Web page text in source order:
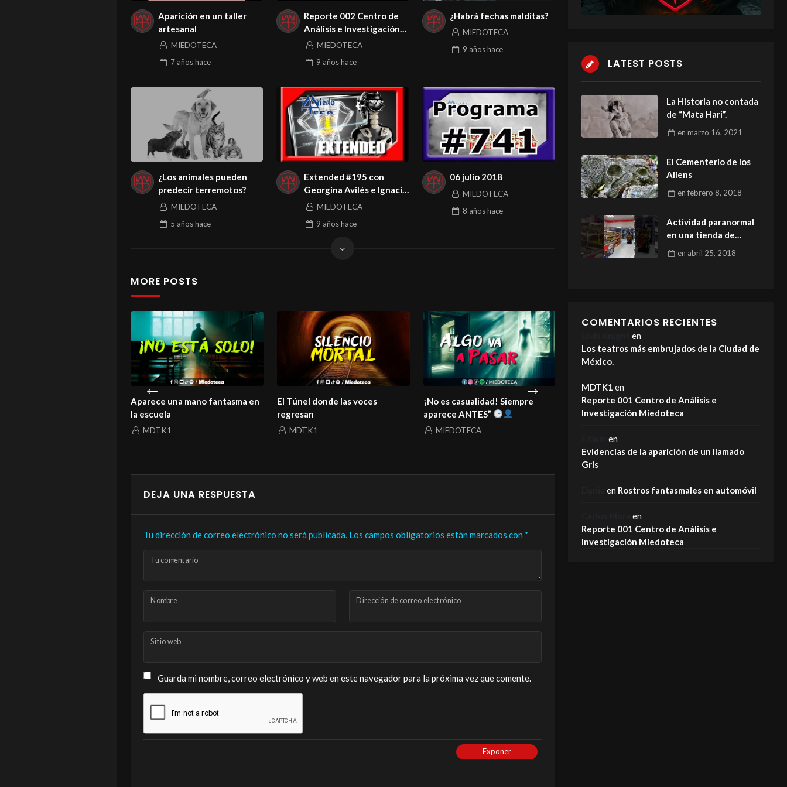
Aparición en un taller
artesanal
MIEDOTECA
7 añoshace
Reporte 002 Centro de
Análisis e Investigación
Miedoteca
MIEDOTECA
9 añoshace
¿Habrá fechas malditas?
MIEDOTECA
9 añoshace
¿Los animales pueden
predecir terremotos?
MIEDOTECA
5 añoshace
Extended #195 con
Georgina Avilés e Ignacio
Muñoz 30 julio 2017
MIEDOTECA
9 añoshace
06 julio 2018
MIEDOTECA
8 añoshace
MORE POSTS
Aparece una mano fantasma en
la escuela
MDTK1
El Túnel donde las voces
regresan
MDTK1
¡No es casualidad! Siempre
aparece ANTES”
MIEDOTECA
¡Este es el motivo por el que los
fantasmas NO se van!
La Carreta
DEJA UNA RESPUESTA
Tu dirección de correo electrónico no será publicada. Los campos obligatorios están marcados con *
Tu comentario
Nombre Dirección de correo electrónico
Sitio web
Guarda mi nombre, correo electrónico y web en este navegador para la próxima vez que comente.
Exponer
LATEST POSTS
La Historia no contada
de “Mata Hari”.
enmarzo 16, 2021
El Cementerio de los
Aliens
enfebrero 8, 2018
Actividad paranormal
en una tienda de
conveniencia
en abril 25, 2018
COMENTARIOS RECIENTES
en
Los teatros más embrujados de la Ciudad de
México.
MDTK1 en
Reporte 001 Centro de Análisis e
Investigación Miedoteca
en
Evidencias de la aparición de un llamado
Gris
en Rostros fantasmales en automóvil
en
Reporte 001 Centro de Análisis e
Investigación Miedoteca